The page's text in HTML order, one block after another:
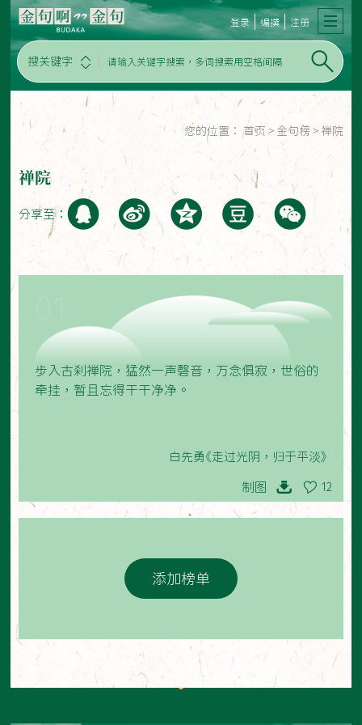
搜关键字
登录 编撰 注册
您的位置： 首页 > 金句榜 > 禅院
禅院
分享至：
步入古刹禅院，猛然一声磬音，万念俱寂，世俗的
牵挂，暂且忘得干干净净。
白先勇《走过光阴，归于平淡》
制图 12
添加榜单